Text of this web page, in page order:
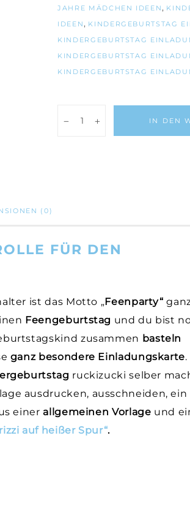
JAHRE MÄDCHEN IDEEN ,
IDEEN , KINDERGEBURTSTAG
KINDERGEBURTSTAG
KINDERGEBURTSTAG
KINDERGEBURTSTAG
IN DEN
(0)
FÜR DEN
ist das Motto „Feenparty“
Feengeburtstag und du bist
zusammen basteln
ganz besondere Einladungskarte
ruckizucki selber
ausdrucken, ausschneiden, ein
einer allgemeinen Vorlage und
auf heißer Spur“.